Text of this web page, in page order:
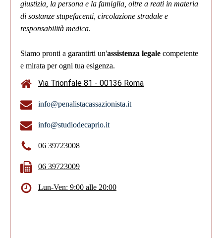
giustizia, la persona e la famiglia, oltre a reati in materia
di sostanze stupefacenti, circolazione stradale e
responsabilità medica.
Siamo pronti a garantirti un'assistenza legale competente
e mirata per ogni tua esigenza.
Via Trionfale 81 - 00136 Roma
info@penalistacassazionista.it
info@studiodecaprio.it
06 39723008
06 39723009
Lun-Ven: 9:00 alle 20:00